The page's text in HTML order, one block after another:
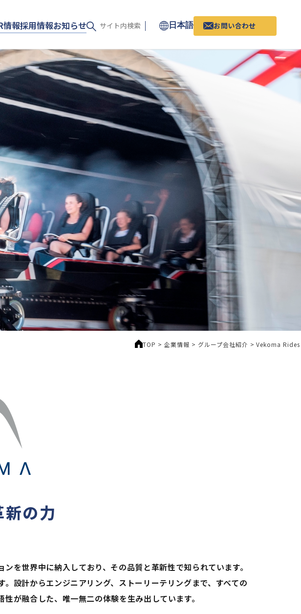
情報採用情報お知らせ 日本語 お問い合わせ
TOP >企業情報 > グループ会社紹介 >Vekoma Rides
の力
を世界中に納入しており、その品質と革新性で知られています。
設計からエンジニアリング、ストーリーテリングまで、すべての
が融合した、唯一無二の体験を生み出しています。